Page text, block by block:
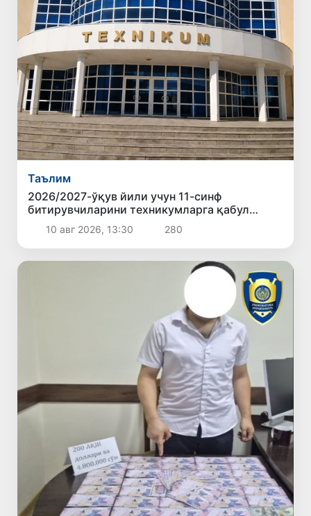
Таълим
2026/2027-ўқув йили учун 11-синф
битирувчиларини техникумларга қабул
қилиш бошланди
10 авг 2026, 13:30 280